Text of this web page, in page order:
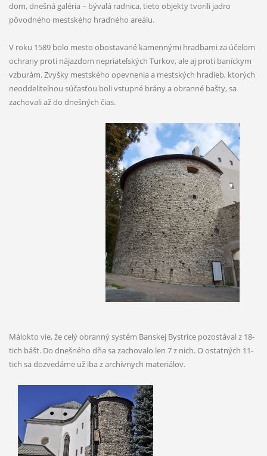
dom, dnešná galéria – bývalá radnica, tieto objekty tvorili jadro
pôvodného mestského hradného areálu.
V roku 1589 bolo mesto obostavané kamennými hradbami za účelom
ochrany proti nájazdom nepriateľských Turkov, ale aj proti baníckym
vzburám. Zvyšky mestského opevnenia a mestských hradieb, ktorých
neoddeliteľnou súčasťou boli vstupné brány a obranné bašty, sa
zachovali až do dnešných čias.
Málokto vie, že celý obranný systém Banskej Bystrice pozostával z 18-
tich bášt. Do dnešného dňa sa zachovalo len 7 z nich. O ostatných 11-
tich sa dozvedáme už iba z archívnych materiálov.